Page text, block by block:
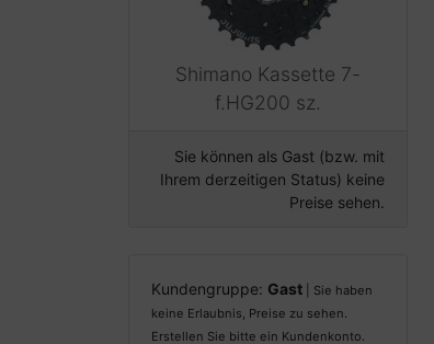
Shimano Kassette 7-
f.HG200 sz.
Sie können als Gast (bzw. mit
Ihrem derzeitigen Status) keine
Preise sehen.
Kundengruppe: Gast | Sie haben
keine Erlaubnis, Preise zu sehen.
Erstellen Sie bitte ein Kundenkonto.